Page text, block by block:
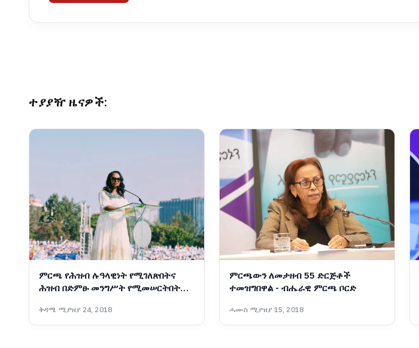
ተያያዥ ዜናዎች:
ምርጫ የሕዝብ ሉዓላዊነት የሚገለጽበትና
ሕዝብ በድምፁ መንግሥት የሚመሠርትበትም
ቅዳሜ ሚያዝያ 24, 2018
ምርጫውን ለመታዘብ 55 ድርጅቶች
ተመዝግበዋል - ብሔራዊ ምርጫ ቦርድ
ሓሙስ ሚያዝያ 15, 2018